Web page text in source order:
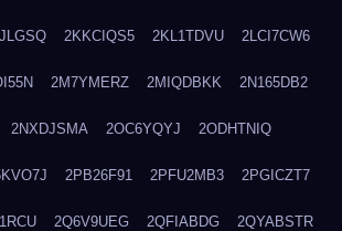
2KKCIQS5 2KL1TDVU 2LCI7CW6
2M7YMERZ 2MIQDBKK 2N165DB2
2NXDJSMA 2OC6YQYJ 2ODHTNIQ
2PB26F91 2PFU2MB3 2PGICZT7
2Q6V9UEG 2QFIABDG 2QYABSTR